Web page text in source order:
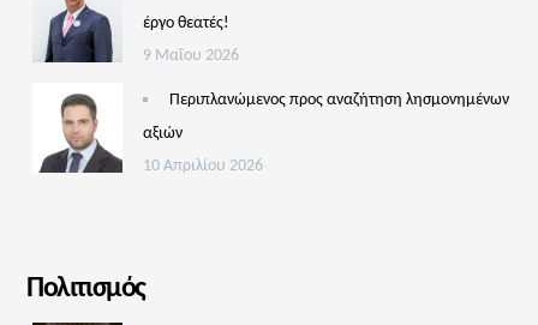
έργο θεατές!
9 Μαΐου 2026
Περιπλανώμενος προς αναζήτηση λησμονημένων
αξιών
10 Απριλίου 2026
Πολιτισμός